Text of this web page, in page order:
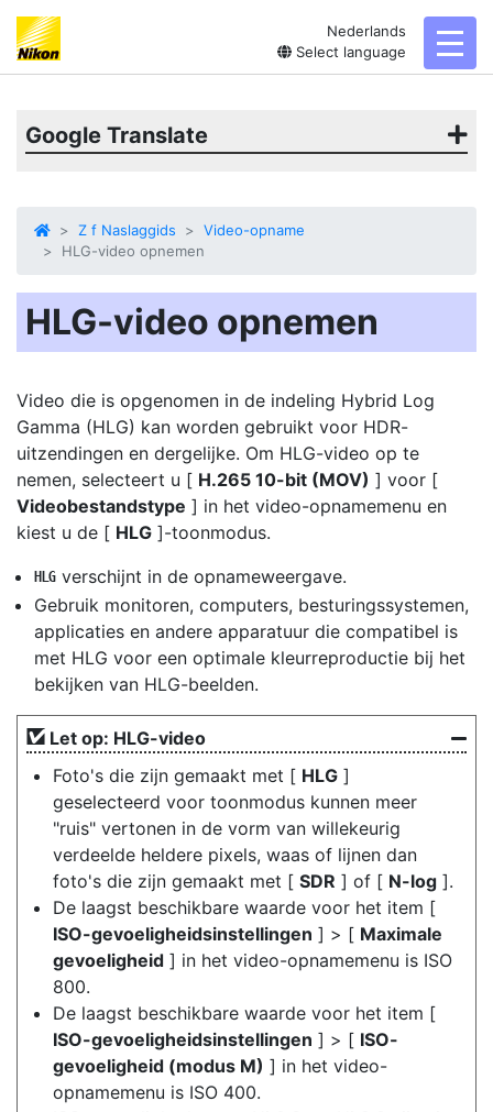
Nederlands
Select language
Google Translate
Z f Naslaggids
Video-opname
HLG-video opnemen
HLG-video opnemen
Video die is opgenomen in de indeling Hybrid Log
Gamma (HLG) kan worden gebruikt voor HDR-
uitzendingen en dergelijke. Om HLG-video op te
nemen, selecteert u [ H.265 10-bit (MOV) ] voor [
Videobestandstype ] in het video-opnamemenu en
kiest u de [ HLG ]-toonmodus.
o verschijnt in de opnameweergave.
Gebruik monitoren, computers, besturingssystemen,
applicaties en andere apparatuur die compatibel is
met HLG voor een optimale kleurreproductie bij het
bekijken van HLG-beelden.
Let op: HLG-video
Foto's die zijn gemaakt met [ HLG ]
geselecteerd voor toonmodus kunnen meer
"ruis" vertonen in de vorm van willekeurig
verdeelde heldere pixels, waas of lijnen dan
foto's die zijn gemaakt met [ SDR ] of [ N-log ].
De laagst beschikbare waarde voor het item [
ISO-gevoeligheidsinstellingen ] > [ Maximale
gevoeligheid ] in het video-opnamemenu is ISO
800.
De laagst beschikbare waarde voor het item [
ISO-gevoeligheidsinstellingen ] > [ ISO-
gevoeligheid (modus M) ] in het video-
opnamemenu is ISO 400.